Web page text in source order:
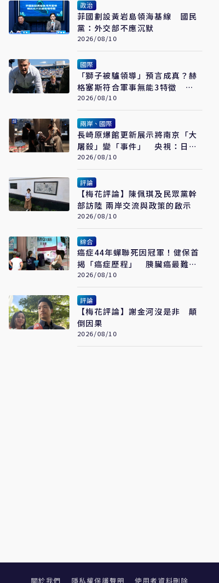
政治
菲國劃設黃岩島領海基線 國民
黨：外交部不應沉默
2026/08/10
國際
「獅子被驢領導」預言成真？赫
格塞斯符合軍事無能3特徵
《軍事無能心理學》半世紀後受
矚目
2026/08/10
兩岸、國際
長崎原爆館更新展示將南京「大
屠殺」變「事件」 央視：日本
又在偷改歷史
2026/08/10
評論
【梅花評論】陳佩琪及民眾黨幹
部訪陸 兩岸交流與政策的啟示
2026/08/10
綜合
癌症44年蟬聯死因冠軍！健保首
揭「癌症歷程」 胰臟癌最難
治、肺癌驚見院際差41.8個百分
點
2026/08/10
評論
【梅花評論】謝金河沒是非 顛
倒因果
2026/08/10
關於我們 隱私權保護聲明 使用者資料刪除